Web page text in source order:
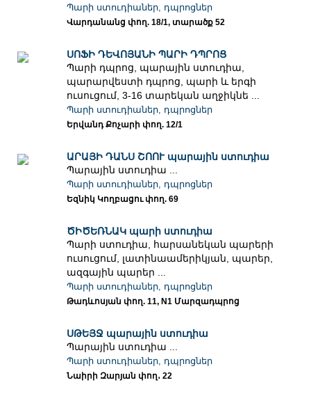
Պարի ստուդիաներ, դպրոցներ
Վարդանանց փող. 18/1, տարածք 52
ՍՈՖԻ ԴԵՎՈՅԱՆԻ ՊԱՐԻ ԴՊՐՈՑ
Պարի դպրոց, պարային ստուդիա,
պարարվեստի դպրոց, պարի և երգի
ուսուցում, 3-16 տարեկան աղջիկնե ...
Պարի ստուդիաներ, դպրոցներ
Երվանդ Քոչարի փող. 12/1
ԱՐԱՅԻ ԴԱՆՍ ՇՈՈՒ պարային ստուդիա
Պարային ստուդիա ...
Պարի ստուդիաներ, դպրոցներ
Եզնիկ Կողբացու փող. 69
ԾԻԾԵՌՆԱԿ պարի ստուդիա
Պարի ստուդիա, հարսանեկան պարերի
ուսուցում, լատինաամերիկյան, պարեր,
ազգային պարեր ...
Պարի ստուդիաներ, դպրոցներ
Թադևոսյան փող. 11, N1 Մարզադպրոց
ՍԹԵՅՋ պարային ստուդիա
Պարային ստուդիա ...
Պարի ստուդիաներ, դպրոցներ
Նաիրի Զարյան փող․ 22